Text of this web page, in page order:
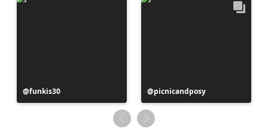
Innlegg
publisert
funkis30
Innlegg
publisert
av
picnicandposy